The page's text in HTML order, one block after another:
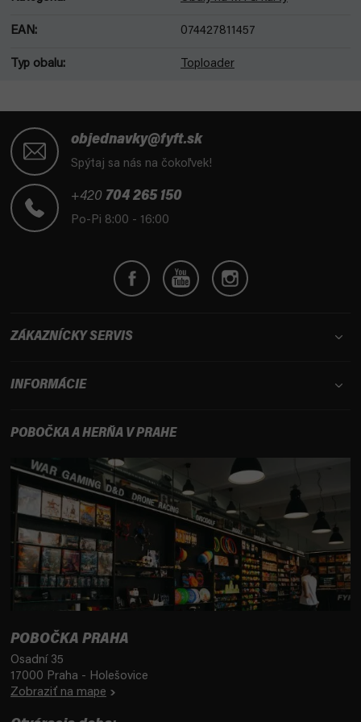
EAN: 074427811457
Typ obalu: Toploader
objednavky@fyft.sk
Spýtaj sa nás na čokoľvek!
+420 704 265 150
Po-Pi 8:00 - 16:00
ZÁKAZNÍCKY SERVIS
INFORMÁCIE
POBOČKA A HERŇA V PRAHE
POBOČKA PRAHA
Osadní 35
17000 Praha - Holešovice
Zobraziť na mape